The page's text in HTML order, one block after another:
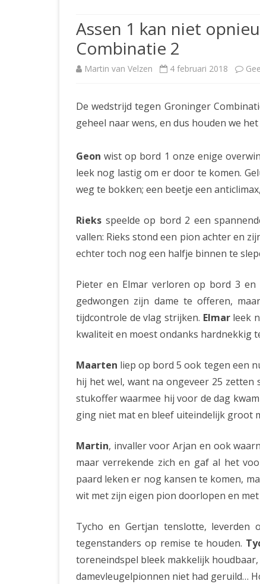
JUBILEUMVIERKAMPEN UITSLAGENNOSBO-
Assen 1 kan niet
Combinatie 2
Martin van Velzen 4 februari 2018
De wedstrijd tegen Groninger
geheel naar wens, en dus houden we
Geon wist op bord 1 onze enige
leek nog lastig om er door te komen.
weg te bokken; een beetje een
Rieks speelde op bord 2 een
vallen: Rieks stond een pion achter en
echter toch nog een halfje binnen te
Pieter en Elmar verloren op bord 3 en
gedwongen zijn dame te offeren,
tijdcontrole de vlag strijken. Elmarleek
kwaliteit en moest ondanks hardnekkig
Maarten liep op bord 5 ook tegen een
hij het wel, want na ongeveer 25
stukoffer waarmee hij voor de dag
ging niet mat en bleef uiteindelijk groot
Martin, invaller voor Arjan en ook
maar verrekende zich en gaf al het
paard leken er nog kansen te komen,
wit met zijn eigen pion doorlopen en
Tycho en Gertjan tenslotte,
tegenstanders op remise te houden.
toreneindspel bleek makkelijk
damevleugelpionnen niet had geruild…